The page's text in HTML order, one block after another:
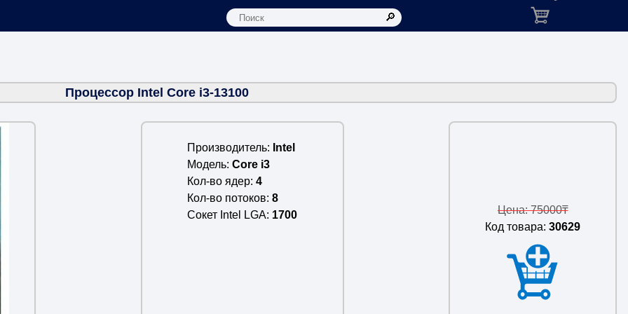
Корзина: товаров в
Процессор Intel Core i3-13100
Производитель
Intel
Модель Core i3
Кол-во ядер 4
Кол-во потоков 8
Сокет Intel LGA 1700
Цена: 75000₸
Код товара: 30629